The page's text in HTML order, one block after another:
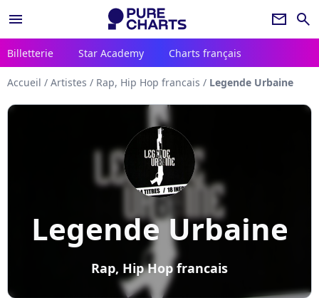
menu newsletter search
Billetterie Star Academy Charts français
Accueil / Artistes / Rap, Hip Hop francais / Legende Urbaine
Legende Urbaine
Rap, Hip Hop francais